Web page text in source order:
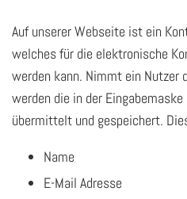
Auf unserer Webseite ist ein
welches für die elektronische
werden kann. Nimmt ein Nutzer
werden die in der
übermittelt und gespeichert.
Name
E-Mail Adresse